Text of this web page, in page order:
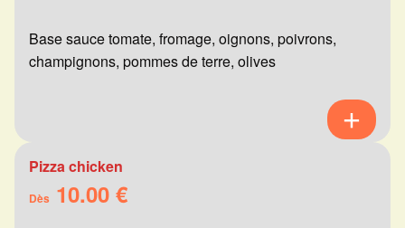
Base sauce tomate, fromage, oignons, poivrons,
champignons, pommes de terre, olives
Pizza chicken
Dès 10.00 €